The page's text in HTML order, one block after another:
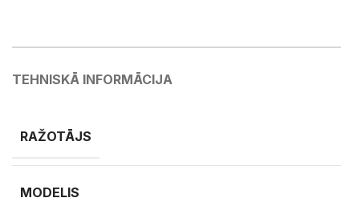
TEHNISKĀ INFORMĀCIJA
RAŽOTĀJS
MODELIS